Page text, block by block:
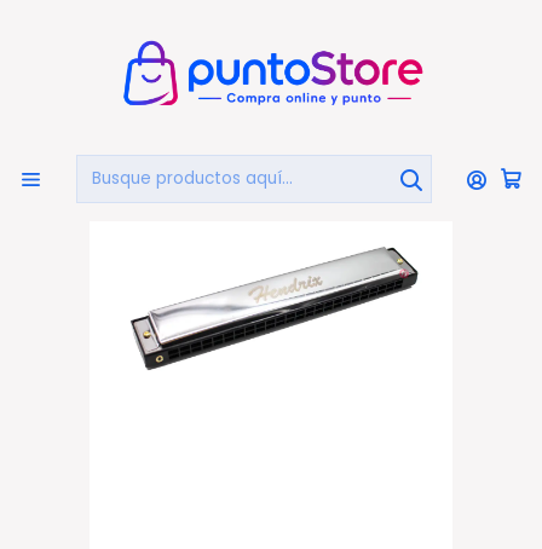
INSTRUMENTOS MUSICALES Armónicas
Armónica Trémolo 24 Agujeros Afinación C - Ps